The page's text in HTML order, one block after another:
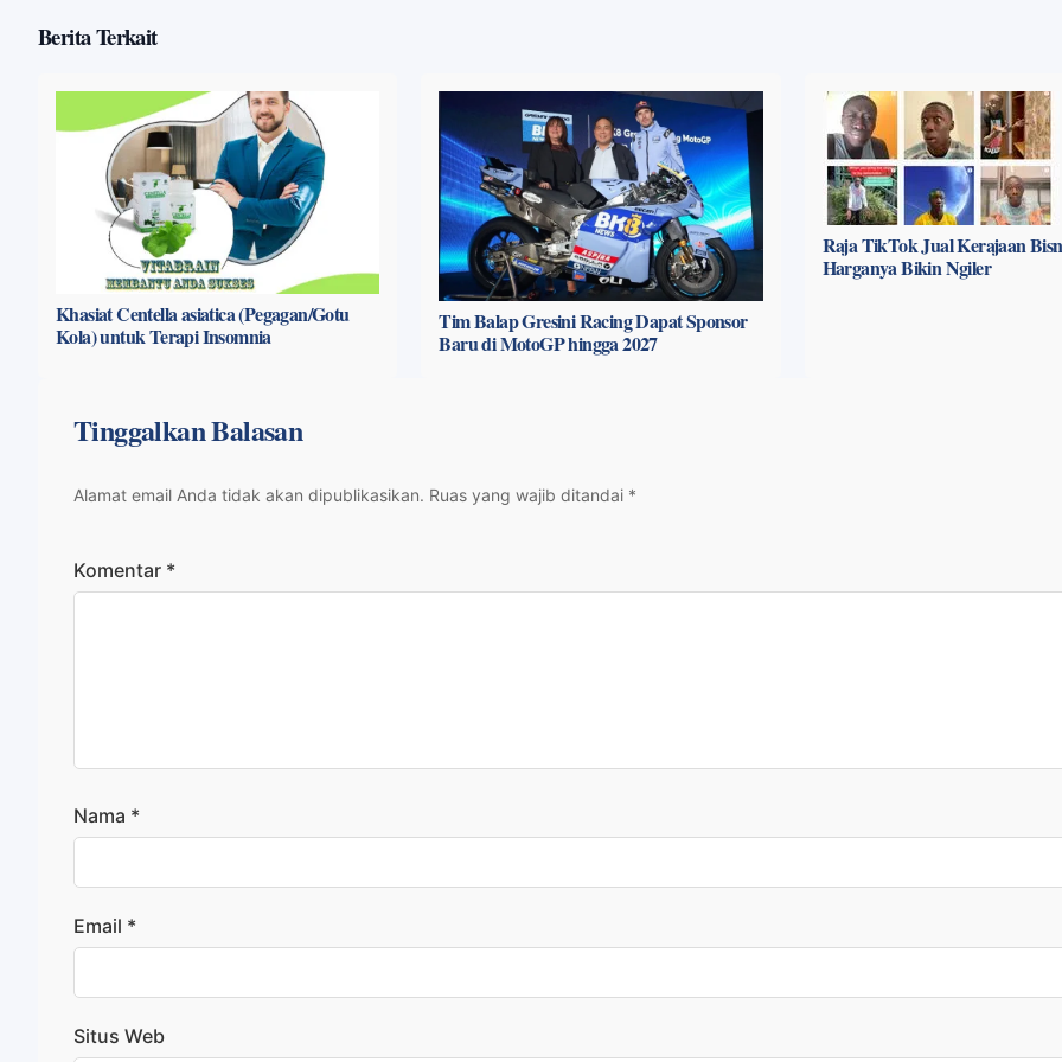
Berita Terkait
Khasiat Centella asiatica (Pegagan/Gotu
Kola) untuk Terapi Insomnia
Tim Balap Gresini Racing Dapat Sponsor
Baru di MotoGP hingga 2027
Raja TikTok Jual Kerajaan
Harganya Bikin Ngiler
Tinggalkan Balasan
Alamat email Anda tidak akan dipublikasikan. Ruas yang wajib ditandai *
Komentar *
Nama *
Email *
Situs Web